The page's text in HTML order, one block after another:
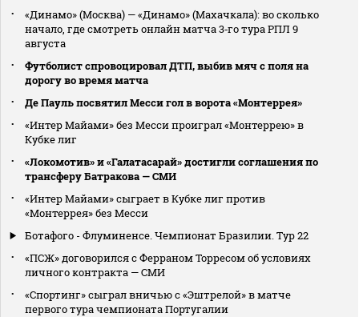
«Динамо» (Москва) — «Динамо» (Махачкала): во сколько
начало, где смотреть онлайн матча 3‑го тура РПЛ 9
августа
Футболист спровоцировал ДТП, выбив мяч с поля на
дорогу во время матча
Де Пауль посвятил Месси гол в ворота «Монтеррея»
«Интер Майами» без Месси проиграл «Монтеррею» в
Кубке лиг
«Локомотив» и «Галатасарай» достигли соглашения по
трансферу Батракова — СМИ
«Интер Майами» сыграет в Кубке лиг против
«Монтеррея» без Месси
Ботафого - Флуминенсе. Чемпионат Бразилии. Тур 22
«ПСЖ» договорился с Ферраном Торресом об условиях
личного контракта — СМИ
«Спортинг» сыграл вничью с «Эштрелой» в матче
первого тура чемпионата Португалии